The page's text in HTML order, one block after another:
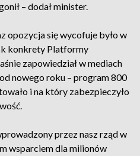
– dodał minister.
opozycja się wycofuje było w
konkrety Platformy
zapowiedział w mediach
nowego roku – program 800
i na który zabezpieczyło
przez nasz rząd w
wsparciem dla milionów